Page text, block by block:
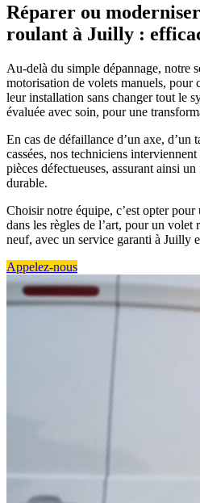
Réparer ou
roulant à Juilly :
Au-delà du simple dépannage, notre
motorisation de volets manuels, pour
leur installation sans changer tout le
évaluée avec soin, pour une
En cas de défaillance d’un axe, d’un
cassées, nos techniciens
pièces défectueuses, assurant ainsi
durable.
Choisir notre équipe, c’est opter
dans les règles de l’art, pour un
neuf, avec un service garanti à Juilly
Appelez-nous